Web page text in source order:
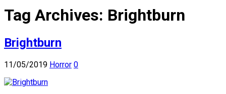
Tag Archives: Brightburn
Brightburn
11/05/2019 Horror 0